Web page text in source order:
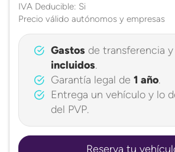
IVA Deducible: Si
Precio válido autónomos y empresas
Gastosde transferencia
incluidos.
Garantía legal de 1 año.
Entrega un vehículo y lo
del PVP.
Reserva tu